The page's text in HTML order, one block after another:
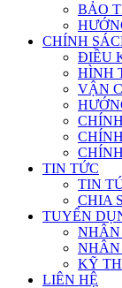
BẢO
CHÍNH
ĐIỀU
HÌNH
VẬN
TIN TỨC
TIN
CHIA
TUYỂN
NHÂN
KỸ
LIÊN HỆ